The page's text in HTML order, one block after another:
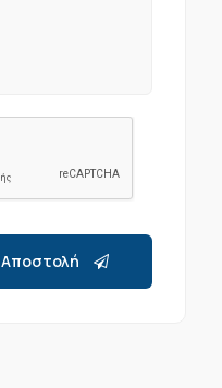
Αποστολή